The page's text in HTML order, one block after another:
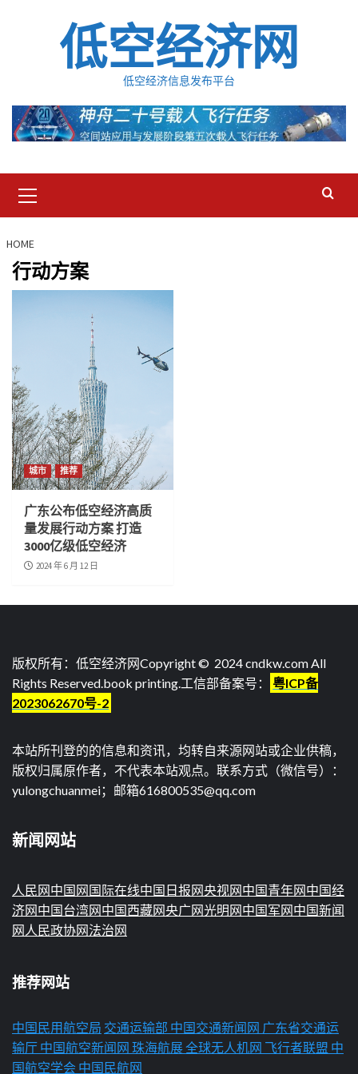
低空经济网
低空经济信息发布平台
Menu
HOME
行动方案
城市 推荐
广东公布低空经济高质
量发展行动方案 打造
3000亿级低空经济
2024 年 6 月 12 日
版权所有：低空经济网Copyright © 2024 cndkw.com All
Rights Reserved.book printing.工信部备案号：
粤ICP备
2023062670号-2
本站所刊登的的信息和资讯，均转自来源网站或企业供稿，
版权归属原作者，不代表本站观点。联系方式（微信号）：
yulongchuanmei；邮箱616800535@qq.com
新闻网站
人民网中国网 国际在线中国日报网央视网中国青年网中国经
济网中国台湾网中国西藏网央广网光明网中国军网中国新闻
网 人民政协网法治网
推荐网站
中国民用航空局 交通运输部 中国交通新闻网 广东省交通运
输厅 中国航空新闻网 珠海航展全球无人机网 飞行者联盟 中
国航空学会 中国民航网